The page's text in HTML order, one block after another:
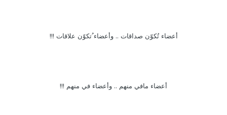
أعضاء تُكوّن صداقات .. وأعضاء ُتكوّن علاقات !!!
أعضاء مافي منهم .. وأعضاء في منهم !!!